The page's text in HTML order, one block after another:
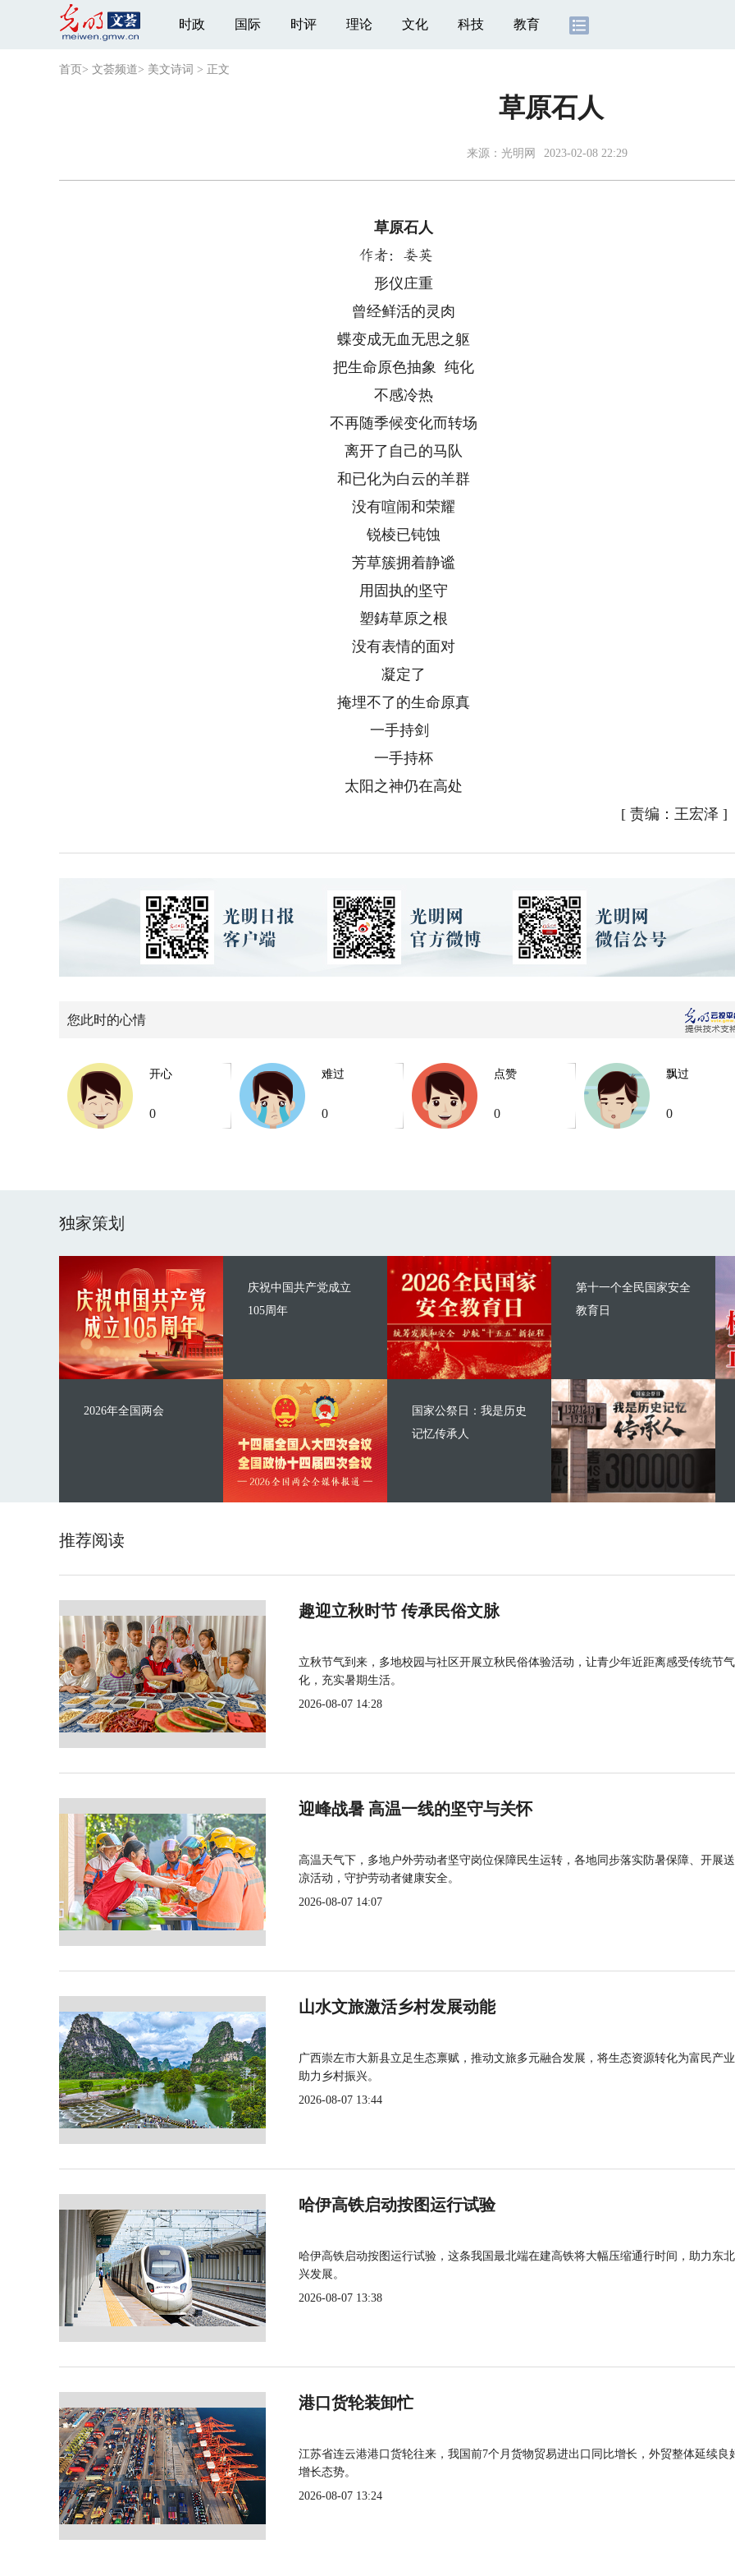
时政 国际 时评 理论 文化 科技 教育
首页 > 文荟频道> 美文诗词 > 正文
草原石人
来源： 光明网 2023-02-08 22:29
草原石人
作者：娄英
形仪庄重
曾经鲜活的灵肉
蝶变成无血无思之躯
把生命原色抽象 纯化
不感冷热
不再随季候变化而转场
离开了自己的马队
和已化为白云的羊群
没有喧闹和荣耀
锐棱已钝蚀
芳草簇拥着静谧
用固执的坚守
塑鋳草原之根
没有表情的面对
凝定了
掩埋不了的生命原真
一手持剑
一手持杯
太阳之神仍在高处
[ 责编：王宏泽 ]
您此时的心情
开心
0
难过
0
点赞
0
飘过
0
独家策划
庆祝中国共产党成立
105周年
2026年全国两会
第十一个全民国家安全
教育日
国家公祭日：我是历史
记忆传承人
推荐阅读
趣迎立秋时节 传承民俗文脉
立秋节气到来，多地校园与社区开展立秋民俗体验活动，让青少年近距离感受传统节
化，充实暑期生活。
2026-08-07 14:28
迎峰战暑 高温一线的坚守与关怀
高温天气下，多地户外劳动者坚守岗位保障民生运转，各地同步落实防暑保障、开展
凉活动，守护劳动者健康安全。
2026-08-07 14:07
山水文旅激活乡村发展动能
广西崇左市大新县立足生态禀赋，推动文旅多元融合发展，将生态资源转化为富民产
助力乡村振兴。
2026-08-07 13:44
哈伊高铁启动按图运行试验
哈伊高铁启动按图运行试验，这条我国最北端在建高铁将大幅压缩通行时间，助力东
兴发展。
2026-08-07 13:38
港口货轮装卸忙
江苏省连云港港口货轮往来，我国前7个月货物贸易进出口同比增长，外贸整体延续良
增长态势。
2026-08-07 13:24